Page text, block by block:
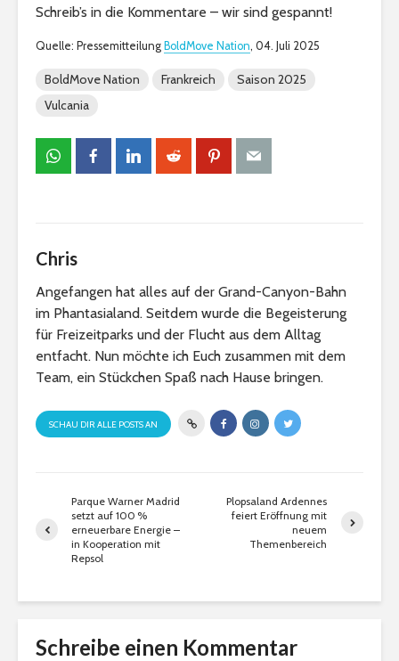
Schreib’s in die Kommentare – wir sind gespannt!
Quelle: Pressemitteilung BoldMove Nation, 04. Juli 2025
BoldMove Nation Frankreich
Saison 2025
Vulcania
Chris
Angefangen hat alles auf der Grand-Canyon-Bahn
im Phantasialand. Seitdem wurde die Begeisterung
für Freizeitparks und der Flucht aus dem Alltag
entfacht. Nun möchte ich Euch zusammen mit dem
Team, ein Stückchen Spaß nach Hause bringen.
SCHAU DIR ALLE POSTS AN
Parque Warner Madrid
setzt auf 100 %
erneuerbare Energie –
in Kooperation mit
Repsol
Plopsaland Ardennes
feiert Eröffnung mit
neuem
Themenbereich
Schreibe einen Kommentar